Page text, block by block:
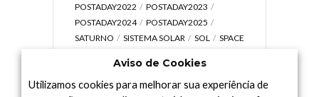
POSTADAY2022
POSTADAY2023
POSTADAY2024
POSTADAY2025
SATURNO
SISTEMA SOLAR SOL
SPACE
UNIVERSO
VÍDEO
Aviso de Cookies
Utilizamos cookies para melhorar sua experiência de